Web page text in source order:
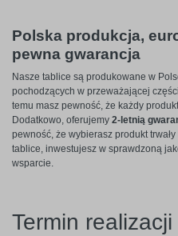
Polska produkcja,
pewna gwarancja
Nasze tablice są produkowane w
pochodzących w przeważającej
temu masz pewność, że każdy
Dodatkowo, oferujemy 2-letnią
pewność, że wybierasz produkt
tablice, inwestujesz w sprawdzoną
wsparcie.
Termin realizacji